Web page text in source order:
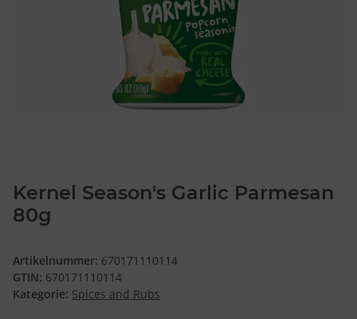
Kernel Season's Garlic Parmesan
80g
Artikelnummer: 670171110114
GTIN: 670171110114
Kategorie: Spices and Rubs